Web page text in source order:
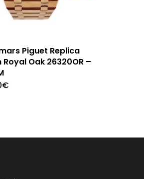
Piguet Replica
Royal Oak 26320OR –
€